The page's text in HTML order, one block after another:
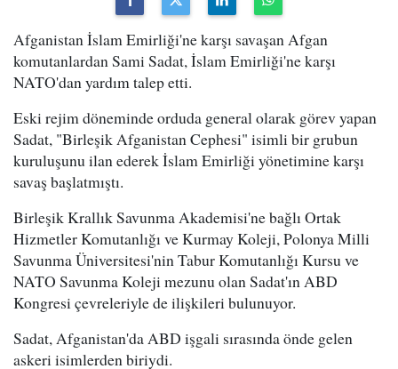
Afganistan İslam Emirliği'ne karşı savaşan Afgan
komutanlardan Sami Sadat, İslam Emirliği'ne karşı
NATO'dan yardım talep etti.
Eski rejim döneminde orduda general olarak görev yapan
Sadat, "Birleşik Afganistan Cephesi" isimli bir grubun
kuruluşunu ilan ederek İslam Emirliği yönetimine karşı
savaş başlatmıştı.
Birleşik Krallık Savunma Akademisi'ne bağlı Ortak
Hizmetler Komutanlığı ve Kurmay Koleji, Polonya Milli
Savunma Üniversitesi'nin Tabur Komutanlığı Kursu ve
NATO Savunma Koleji mezunu olan Sadat'ın ABD
Kongresi çevreleriyle de ilişkileri bulunuyor.
Sadat, Afganistan'da ABD işgali sırasında önde gelen
askeri isimlerden biriydi.